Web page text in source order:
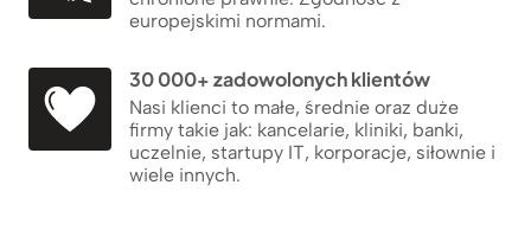
europejskimi normami.
30 000+ zadowolonych klientów
Nasi klienci to małe, średnie oraz duże
firmy takie jak: kancelarie, kliniki, banki,
uczelnie, startupy IT, korporacje, siłownie i
wiele innych.